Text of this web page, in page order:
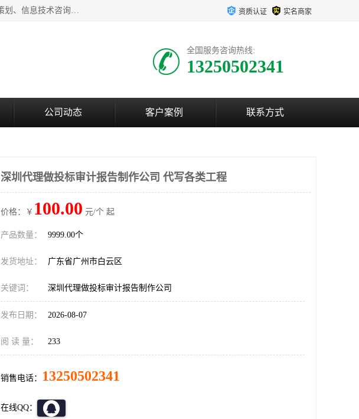
广州中赢信息科技有限公司主营：财务审计报告、投标审计报告、审计报告收费、企业管理咨询、市场营销策划、信息技术咨询服务、广告制作、会议及展览服务、软件开发 资质认证 实名商家
全国服务咨询热线:
13250502341
公司动态 客户案例 联系方式
深圳代理做投标审计报告制作公司 代写各类工程
价格：￥ 100.00 元/个 起
产品数量： 9999.00个
发货地址： 广东省广州市白云区
关键词： 深圳代理做投标审计报告制作公司
发布日期： 2026-08-07
阅 读 量： 233
销售电话： 13250502341
在线QQ：